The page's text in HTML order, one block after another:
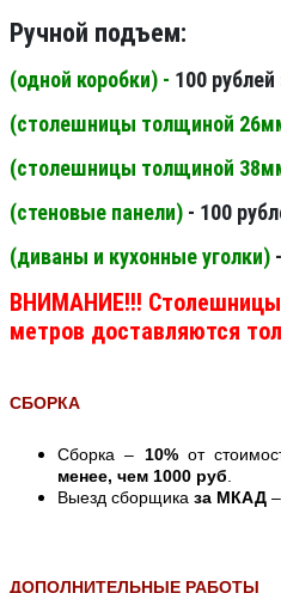
Ручной подъем:
(одной коробки) - 100
(столешницы толщиной
(столешницы толщиной
(стеновые панели) - 100
(диваны и кухонные уголки)
ВНИМАНИЕ!!!
метров доставляются
СБОРКА
Сборка – 10%от
менее, чем 1000 руб
Выезд сборщика за МКАД –
ДОПОЛНИТЕЛЬНЫЕ РАБОТЫ